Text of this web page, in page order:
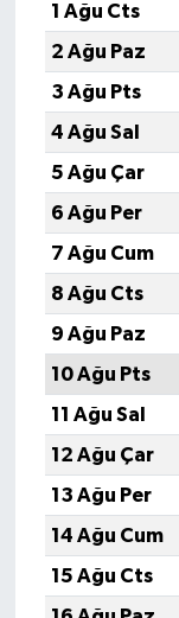
1 Ağu Cts
2 Ağu Paz
3 Ağu Pts
4 Ağu Sal
5 Ağu Çar
6 Ağu Per
7 Ağu Cum
8 Ağu Cts
9 Ağu Paz
10 Ağu Pts
11 Ağu Sal
12 Ağu Çar
13 Ağu Per
14 Ağu Cum
15 Ağu Cts